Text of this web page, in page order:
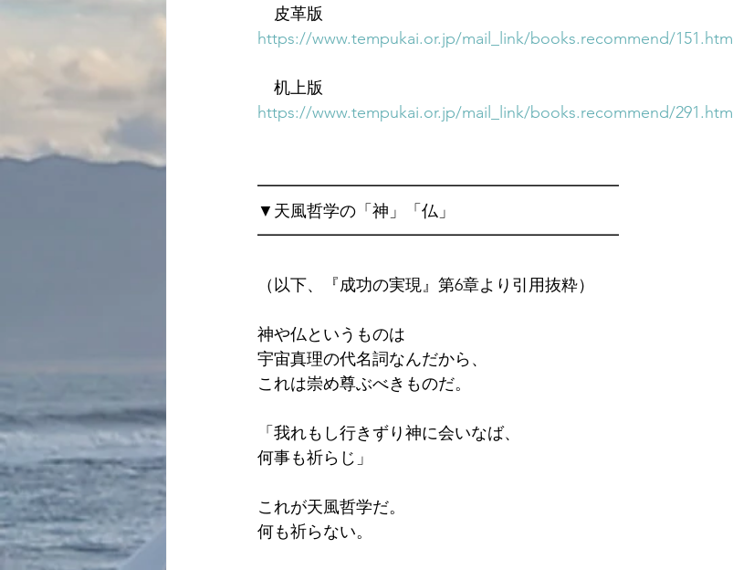
皮革版
https://www.tempukai.or.jp/mail_link/books.recommend/151.html
机上版
https://www.tempukai.or.jp/mail_link/books.recommend/291.html
━━━━━━━━━━━━━━━━━━━━━━
▼天風哲学の「神」「仏」
━━━━━━━━━━━━━━━━━━━━━━
（以下、『成功の実現』第6章より引用抜粋）
神や仏というものは
宇宙真理の代名詞なんだから、
これは崇め尊ぶべきものだ。
「我れもし行きずり神に会いなば、
何事も祈らじ」
これが天風哲学だ。
何も祈らない。